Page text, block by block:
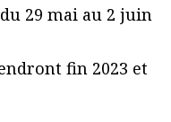
29 mai au 2 juin
fin 2023 et